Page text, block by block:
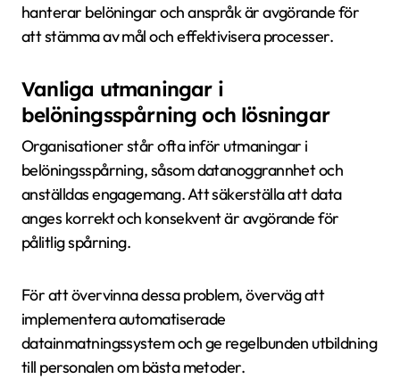
hanterar belöningar och anspråk är avgörande för
att stämma av mål och effektivisera processer.
Vanliga utmaningar i
belöningsspårning och lösningar
Organisationer står ofta inför utmaningar i
belöningsspårning, såsom datanoggrannhet och
anställdas engagemang. Att säkerställa att data
anges korrekt och konsekvent är avgörande för
pålitlig spårning.
För att övervinna dessa problem, överväg att
implementera automatiserade
datainmatningssystem och ge regelbunden utbildning
till personalen om bästa metoder.